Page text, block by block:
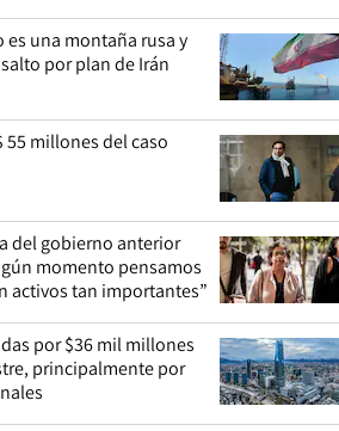
es una montaña rusa y
por plan de Irán
55 millones del caso
del gobierno anterior
momento pensamos
activos tan importantes”
por $36 mil millones
principalmente por